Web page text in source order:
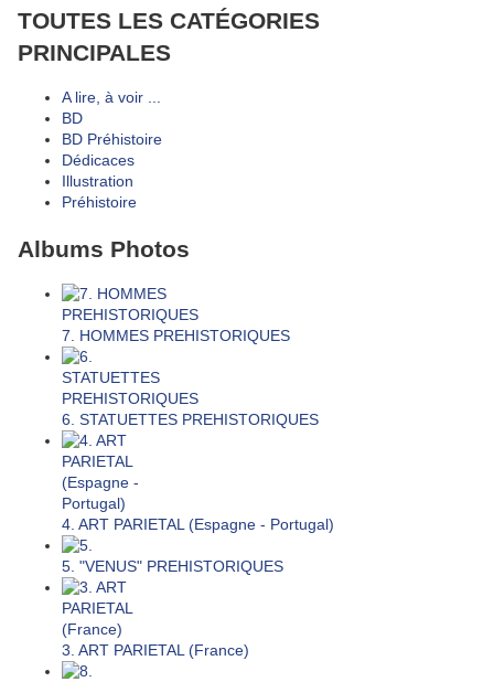
TOUTES LES CATÉGORIES
PRINCIPALES
A lire, à voir ...
BD
BD Préhistoire
Dédicaces
Illustration
Préhistoire
Albums Photos
7. HOMMES PREHISTORIQUES
6. STATUETTES PREHISTORIQUES
4. ART PARIETAL (Espagne - Portugal)
5. "VENUS" PREHISTORIQUES
3. ART PARIETAL (France)